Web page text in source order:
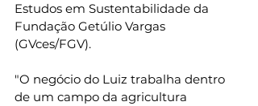
Estudos em Sustentabilidade da
Fundação Getúlio Vargas
(GVces/FGV).
"O negócio do Luiz trabalha dentro
de um campo da agricultura